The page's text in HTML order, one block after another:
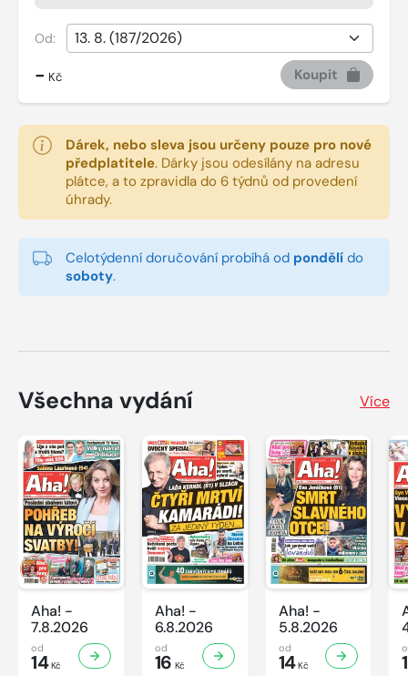
Od:
- Kč Koupit
Dárek, nebo sleva jsou určeny pouze pro nové
předplatitele. Dárky jsou odesílány na adresu
plátce, a to zpravidla do 6 týdnů od provedení
úhrady.
Celotýdenní doručování probíhá od pondělí do
soboty.
Všechna vydání Více
Aha! -
7.8.2026
od
14Kč
Aha! -
6.8.2026
od
16 Kč
Aha! -
5.8.2026
od
14Kč